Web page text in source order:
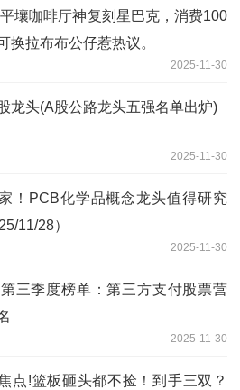
壤咖啡厅神复刻星巴克，消费100
换拉布布公仔惹热议。
2025-11-30
龙头(A股公路龙头五强名单出炉)
2025-11-30
！PCB化学品概念龙头值得研究
11/28）
2025-11-30
三季度榜单：第三方支付股票营
2025-11-30
点!篮板砸头都不捡！到手三双？